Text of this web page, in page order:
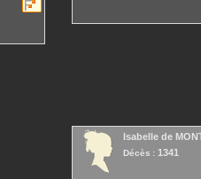
Isabelle de
Décès : 1341